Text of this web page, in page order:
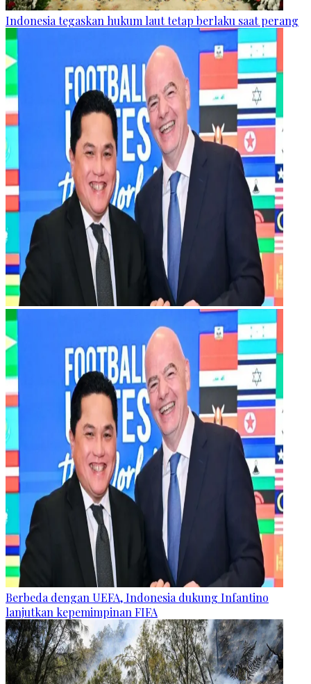
Indonesia tegaskan hukum laut tetap berlaku saat perang
Berbeda dengan UEFA, Indonesia dukung Infantino
lanjutkan kepemimpinan FIFA